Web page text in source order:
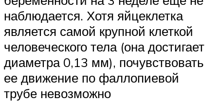
наблюдается. Хотя яйцеклетка
является самой крупной клеткой
человеческого тела (она достигает
диаметра 0,13 мм), почувствовать
ее движение по фаллопиевой
трубе невозможно